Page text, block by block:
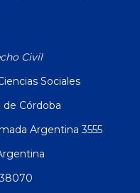
Civil
Sociales
de Córdoba
Argentina 3555